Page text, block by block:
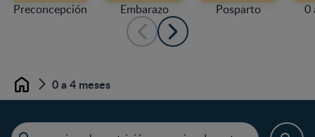
Preconcepción Embarazo Posparto 0
Home 0 a 4 meses